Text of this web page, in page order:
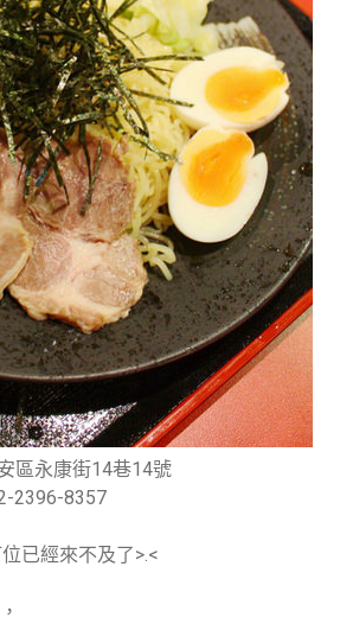
區永康街14巷14號
2396-8357
已經來不及了>.<